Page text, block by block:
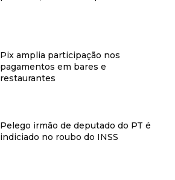
Pix amplia participação nos
pagamentos em bares e
restaurantes
Pelego irmão de deputado do PT é
indiciado no roubo do INSS